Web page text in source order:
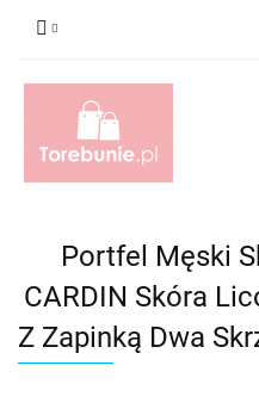
Portfel Męski
CARDIN Skóra
Z Zapinką Dwa